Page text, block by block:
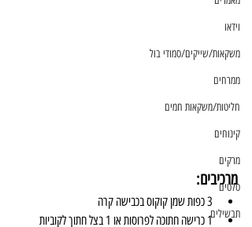
וידאו
משקאות/שייקים/סמודי בול
ממרחים
חליטות/משקאות חמים
קינוחים
מרקים
סלטים
תבשילים
מרכיבים:
3 כפות שמן קוקוס בכבישה קרה
1 כרישה חתוכה לפרוסות או 1 בצל חתוך לקוביות